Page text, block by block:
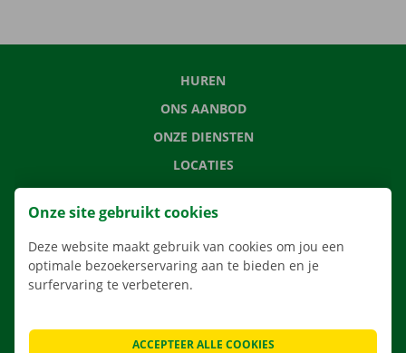
HUREN
ONS AANBOD
ONZE DIENSTEN
LOCATIES
APP
VERHUISOPLOSSINGEN
VEELGESTELDE VRAGEN
Onze site gebruikt cookies
Deze website maakt gebruik van cookies om jou een
optimale bezoekerservaring aan te bieden en je
surfervaring te verbeteren.
ACCEPTEER ALLE COOKIES